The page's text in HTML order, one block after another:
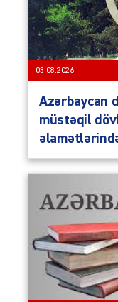
03.08.2026
Azərbaycan
müstəqil